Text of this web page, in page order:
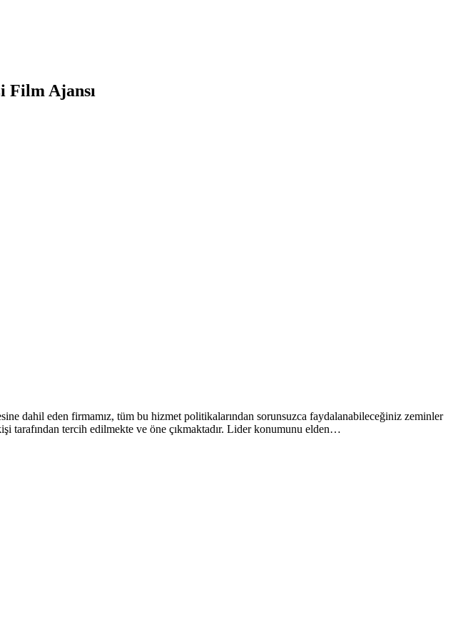
Film Ajansı
dahil eden firmamız, tüm bu hizmet politikalarından sorunsuzca faydalanabileceğiniz zeminler
tarafından tercih edilmekte ve öne çıkmaktadır. Lider konumunu elden…